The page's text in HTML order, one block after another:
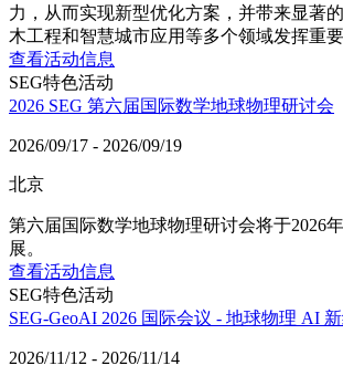
力，从而实现新型优化方案，并带来显著
木工程和智慧城市应用等多个领域发挥重要
查看活动信息
SEG特色活动
2026 SEG 第六届国际数学地球物理研讨会
2026/09/17 - 2026/09/19
北京
第六届国际数学地球物理研讨会将于2026
展。
查看活动信息
SEG特色活动
SEG-GeoAI 2026 国际会议 - 地球物理 AI
2026/11/12 - 2026/11/14